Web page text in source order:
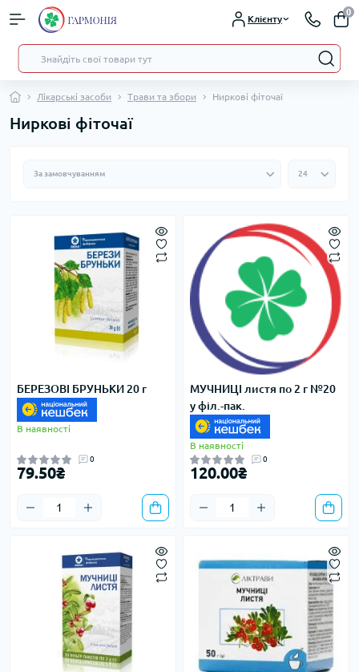
Клієнту
0
Лікарські засоби Трави та збори Ниркові фіточаї
Ниркові фіточаї
БЕРЕЗОВІ БРУНЬКИ 20 г
В наявності
0
79.50₴
МУЧНИЦІ листя по 2 г №20
у філ.-пак.
В наявності
0
120.00₴